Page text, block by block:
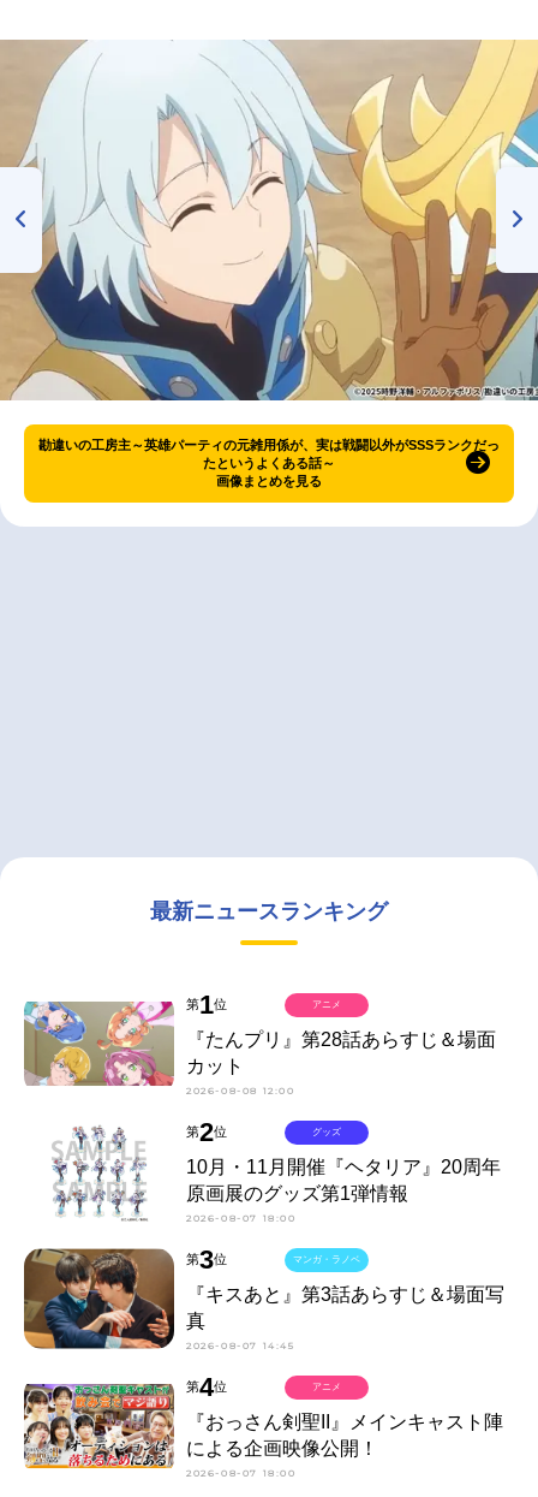
勘違いの工房主～英雄パーティの元雑用係が、実は戦闘以外がSSSランクだっ
たというよくある話～
画像まとめを見る
最新ニュースランキング
第1位
『たんプリ』第28話あらすじ＆場面
カット
2026-08-08 12:00
アニメ
第2位
10月・11月開催『ヘタリア』20周年
原画展のグッズ第1弾情報
2026-08-07 18:00
グッズ
第3位
『キスあと』第3話あらすじ＆場面写
真
2026-08-07 14:45
マンガ・ラノベ
第4位
『おっさん剣聖II』メインキャスト陣
による企画映像公開！
2026-08-07 18:00
アニメ